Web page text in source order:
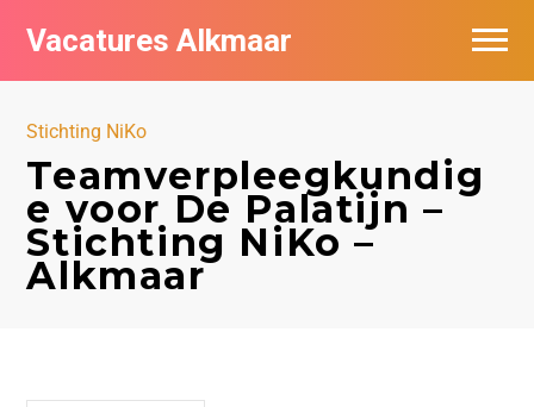
Vacatures Alkmaar
Stichting NiKo
Teamverpleegkundig
e voor De Palatijn –
Stichting NiKo –
Alkmaar
Vacatures per bedrijf
Nieuwsbrief feed